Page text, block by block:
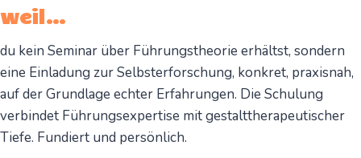
weil…
du kein Seminar über Führungstheorie erhältst, sondern
eine Einladung zur Selbsterforschung, konkret, praxisnah,
auf der Grundlage echter Erfahrungen. Die Schulung
verbindet Führungsexpertise mit gestalttherapeutischer
Tiefe. Fundiert und persönlich.